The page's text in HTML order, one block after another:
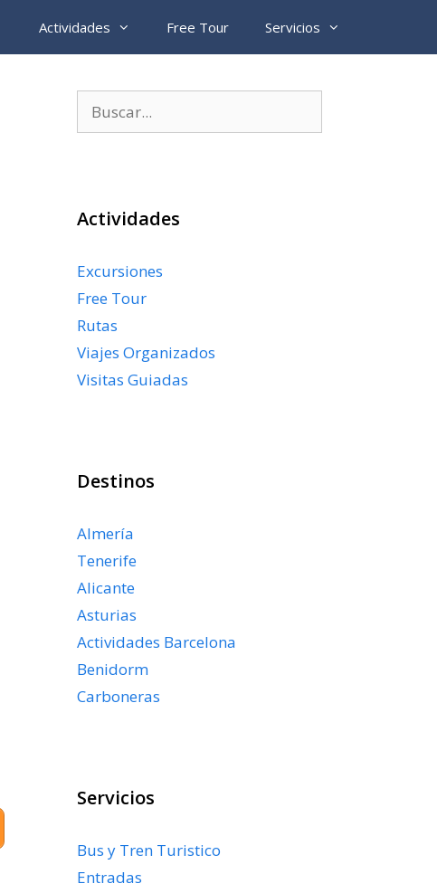
Actividades Free Tour Servicios
Actividades
Excursiones
Free Tour
Rutas
Viajes Organizados
Visitas Guiadas
Destinos
Almería
Tenerife
Alicante
Asturias
Actividades Barcelona
Benidorm
Carboneras
Servicios
Bus y Tren Turistico
Entradas